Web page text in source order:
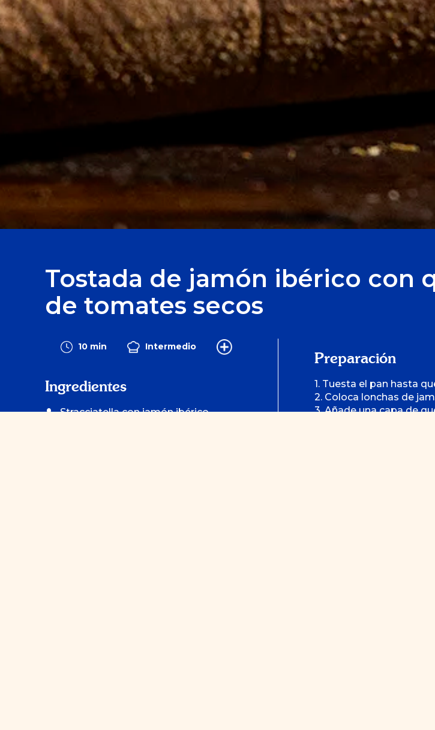
Tostada de jamón ibérico con
de tomates secos
10 min Intermedio
Ingredientes
Stracciatella con jamón ibérico
Preparación
1. Tuesta el pan hasta
2. Coloca lonchas de
3. Añade una capa de